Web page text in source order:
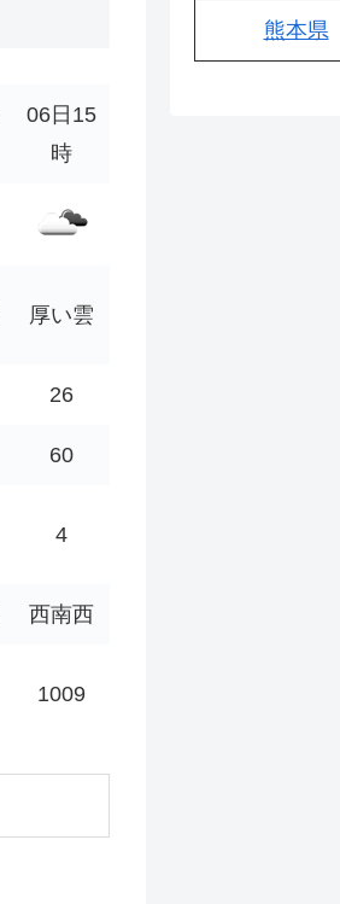
06日15
時
厚い雲
26
60
4
西南西
1009
熊本県